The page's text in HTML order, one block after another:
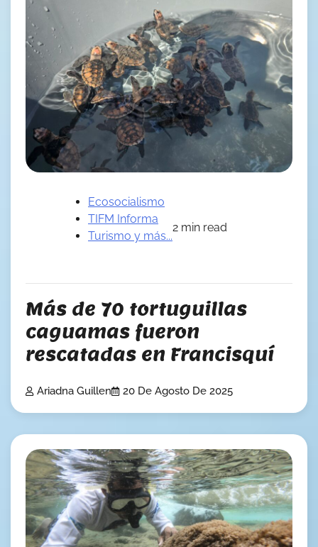
Ecosocialismo
TIFM Informa
Turismo y más...
2 min read
Más de 70 tortuguillas
caguamas fueron
rescatadas en Francisquí
Ariadna Guillen 20 De Agosto De 2025